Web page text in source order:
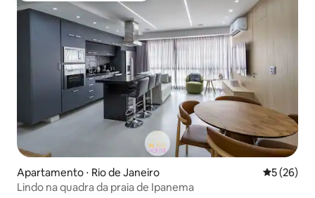
Apartamento ⋅ Rio de Janeiro 5 de uma
5 (26)
Lindo na quadra da praia de Ipanema